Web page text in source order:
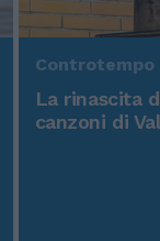
Controtempo
La rinascita
canzoni di